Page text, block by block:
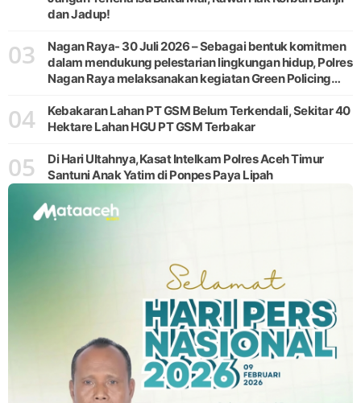
dan Jadup!
03
Nagan Raya- 30 Juli 2026 – Sebagai bentuk komitmen
dalam mendukung pelestarian lingkungan hidup, Polres
Nagan Raya melaksanakan kegiatan Green Policing
Kecamatan Beutong, Kabupaten
04
Kebakaran Lahan PT GSM Belum Terkendali, Sekitar 40
Hektare Lahan HGU PT GSM Terbakar
05
Di Hari Ultahnya,Kasat Intelkam Polres Aceh Timur
Santuni Anak Yatim di Ponpes Paya Lipah